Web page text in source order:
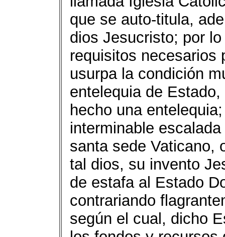
que se auto-titula,
dios Jesucristo; por
requisitos necesarios
usurpa la condición
entelequia de
hecho una
interminable
santa sede Vaticano,
tal dios, su invento
de estafa al Estado
contrariando
según el cual, dicho